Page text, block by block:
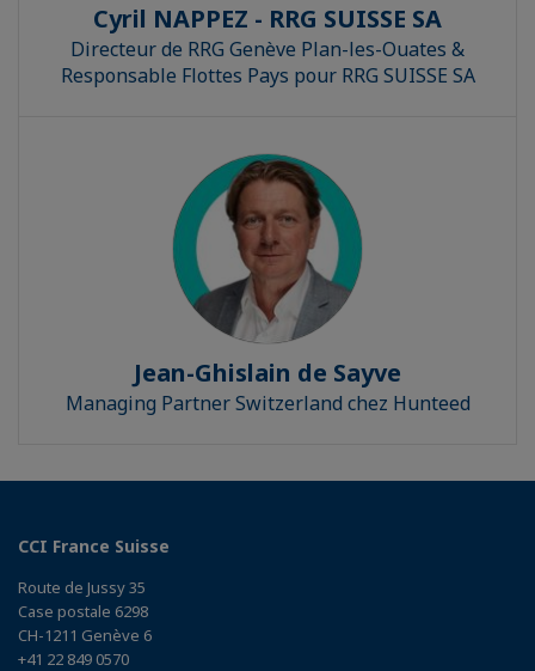
Cyril NAPPEZ - RRG SUISSE SA
Directeur de RRG Genève Plan-les-Ouates &
Responsable Flottes Pays pour RRG SUISSE SA
Jean-Ghislain de Sayve
Managing Partner Switzerland chez Hunteed
CCI France Suisse
Route de Jussy 35
Case postale 6298
CH-1211 Genève 6
+41 22 849 0570